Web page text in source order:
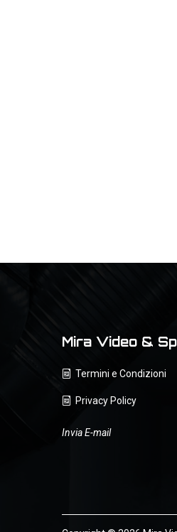
Mira Video &
Termini e Condizioni
Privacy Policy
Invia E-mail